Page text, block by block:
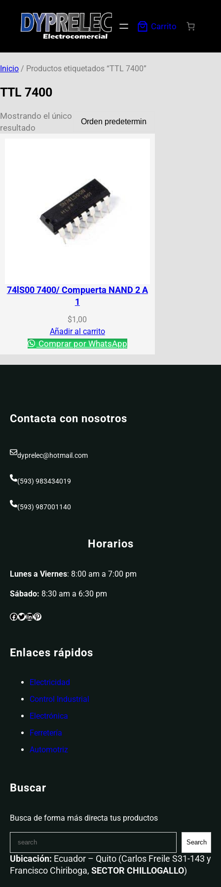
Carrito
Inicio / Productos etiquetados “TTL 7400”
TTL 7400
Mostrando el único
resultado
74lS00 7400/ Compuerta NAND 2 A
1
$1,00
Añadir al carrito
Comprar por WhatsApp
Contacta con nosotros
dyprelec@hotmail.com
(593) 983434019
(593) 987001140
Horarios
Lunes a Viernes: 8:00 am a 7:00 pm
Sábado: 8:30 am a 6:30 pm
Enlaces rápidos
Electricidad
Control Industrial
Electrónica
Ferretería
Automotriz
Buscar
Busca de forma más directa tus productos
Search
Ubicación: Ecuador – Quito (Carlos Freile S31-143 y
Francisco Chiriboga, SECTOR CHILLOGALLO)